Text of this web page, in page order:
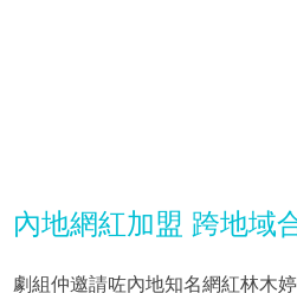
內地網紅加盟 跨地域
劇組仲邀請咗內地知名網紅林木